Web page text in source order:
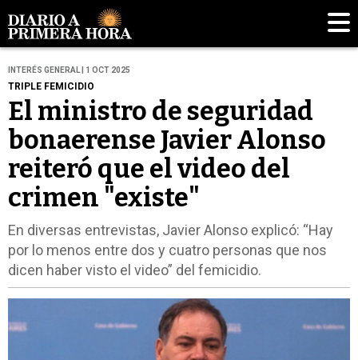
INTERÉS GENERAL | 1 OCT 2025
TRIPLE FEMICIDIO
El ministro de seguridad
bonaerense Javier Alonso
reiteró que el video del
crimen "existe"
En diversas entrevistas, Javier Alonso explicó: “Hay
por lo menos entre dos y cuatro personas que nos
dicen haber visto el video” del femicidio.